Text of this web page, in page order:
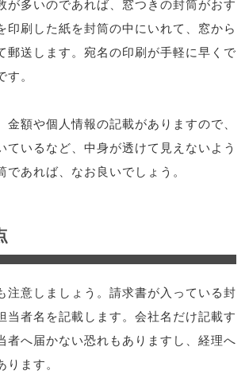
が多いのであれば、窓つきの封筒がおす
印刷した紙を封筒の中にいれて、窓から
郵送します。宛名の印刷が手軽に早くで
。
金額や個人情報の記載がありますので、
ているなど、中身が透けて見えないよう
であれば、なお良いでしょう。
注意しましょう。請求書が入っている封
当者名を記載します。会社名だけ記載す
者へ届かない恐れもありますし、経理へ
ます。